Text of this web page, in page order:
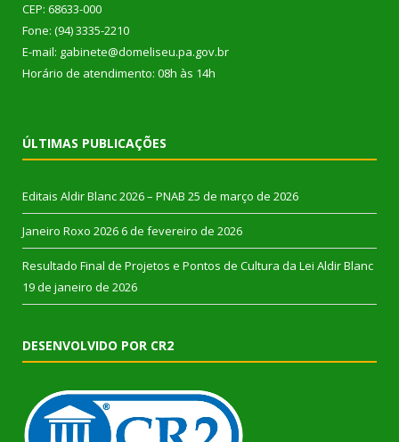
CEP: 68633-000
Fone: (94) 3335-2210
E-mail: gabinete@domeliseu.pa.gov.br
Horário de atendimento: 08h às 14h
ÚLTIMAS PUBLICAÇÕES
Editais Aldir Blanc 2026 – PNAB 25 de março de 2026
Janeiro Roxo 2026 6 de fevereiro de 2026
Resultado Final de Projetos e Pontos de Cultura da Lei Aldir Blanc
19 de janeiro de 2026
DESENVOLVIDO POR CR2